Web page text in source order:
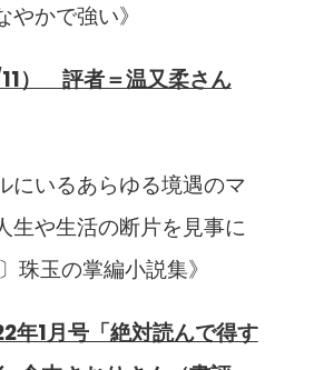
かで強い》
） 評者＝温又柔さん
にいるあらゆる境遇のマ
生や生活の断片を見事に
珠玉の掌編小説集》
年1月号「絶対読んで得す